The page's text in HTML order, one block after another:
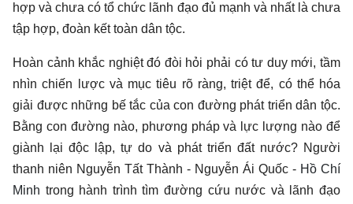
hợp và chưa có tổ chức lãnh đạo đủ mạnh và nhất là chưa
tập hợp, đoàn kết toàn dân tộc.
Hoàn cảnh khắc nghiệt đó đòi hỏi phải có tư duy mới, tầm
nhìn chiến lược và mục tiêu rõ ràng, triệt để, có thể hóa
giải được những bế tắc của con đường phát triển dân tộc.
Bằng con đường nào, phương pháp và lực lượng nào để
giành lại độc lập, tự do và phát triển đất nước? Người
thanh niên Nguyễn Tất Thành - Nguyễn Ái Quốc - Hồ Chí
Minh trong hành trình tìm đường cứu nước và lãnh đạo